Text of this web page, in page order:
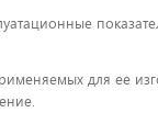
для ее